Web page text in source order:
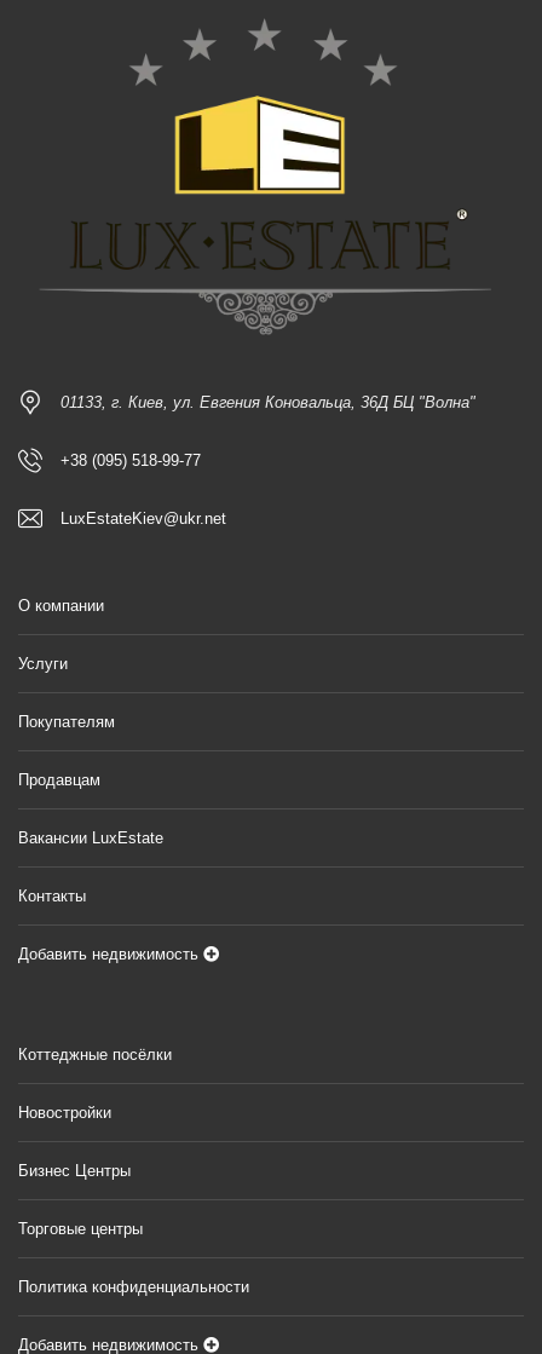
01133, г. Киев, ул. Евгения Коновальца, 36Д БЦ "Волна"
+38 (095) 518-99-77
LuxEstateKiev@ukr.net
О компании
Услуги
Покупателям
Продавцам
Вакансии LuxEstate
Контакты
Добавить недвижимость
Коттеджные посёлки
Новостройки
Бизнес Центры
Торговые центры
Политика конфиденциальности
Добавить недвижимость